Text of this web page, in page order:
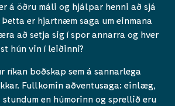
á öðru máli og hjálpar henni að sjá
er hjartnæm saga um einmana
að setja sig í spor annarra og hver
hún vin í leiðinni?
ríkan boðskap sem á sannarlega
Fullkomin aðventusaga; einlæg,
en húmorinn og sprellið eru